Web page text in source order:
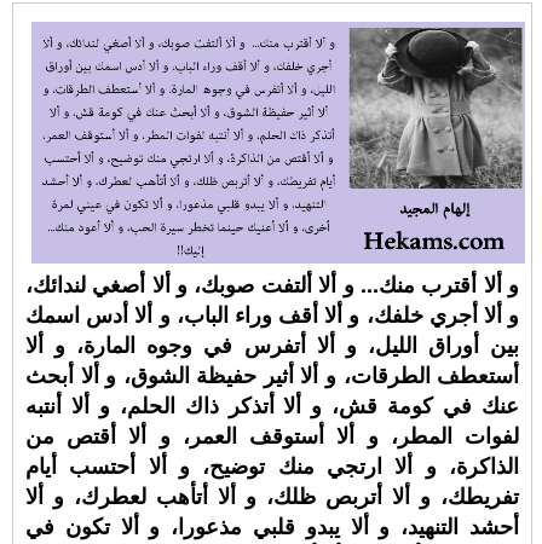
و ألا أقترب منك... و ألا ألتفت صوبك، و ألا أصغي لندائك،
و ألا أجري خلفك، و ألا أقف وراء الباب، و ألا أدس اسمك
بين أوراق الليل، و ألا أتفرس في وجوه المارة، و ألا
أستعطف الطرقات، و ألا أثير حفيظة الشوق، و ألا أبحث
عنك في كومة قش، و ألا أتذكر ذاك الحلم، و ألا أنتبه
لفوات المطر، و ألا أستوقف العمر، و ألا أقتص من
الذاكرة، و ألا ارتجي منك توضيح، و ألا أحتسب أيام
تفريطك، و ألا أتربص ظلك، و ألا أتأهب لعطرك، و ألا
أحشد التنهيد، و ألا يبدو قلبي مذعورا، و ألا تكون في